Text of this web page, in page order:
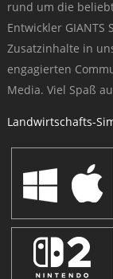
rund um die
Entwickler
Zusatzinhalte in
engagierten
Media. Viel Spaß
Landwirtschafts-